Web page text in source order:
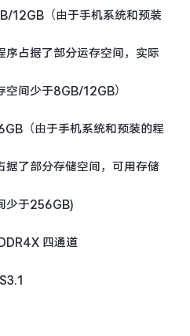
12GB（由于手机系统和预装
序占据了部分运存空间，实际
空间少于8GB/12GB）
（由于手机系统和预装的程
据了部分存储空间，可用存储
少于256GB)
四通道